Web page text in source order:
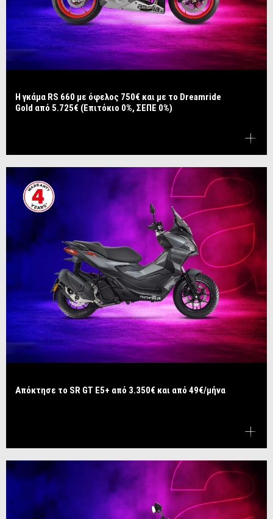
Η γκάμα RS 660 με όφελος 750€ και με το Dreamride
Gold από 5.725€ (Επιτόκιο 0%, ΣΕΠΕ 0%)
Απόκτησε το SR GT E5+ από 3.350€ και από 49€/μήνα